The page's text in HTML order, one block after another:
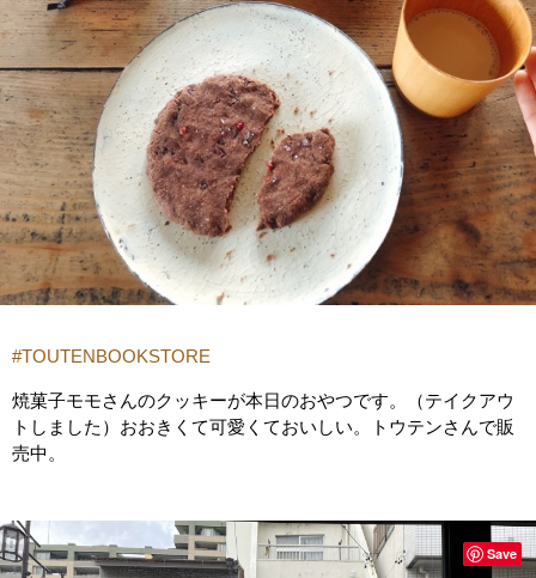
#TOUTENBOOKSTORE
焼菓子モモさんのクッキーが本日のおやつです。（テイクアウ
トしました）おおきくて可愛くておいしい。トウテンさんで販
売中。
Save